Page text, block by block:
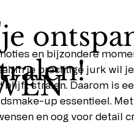
en bijzondere
In je prachtige jurk wil
blijft stralen. Daarom is
up essentieel. Met
en oog voor detail